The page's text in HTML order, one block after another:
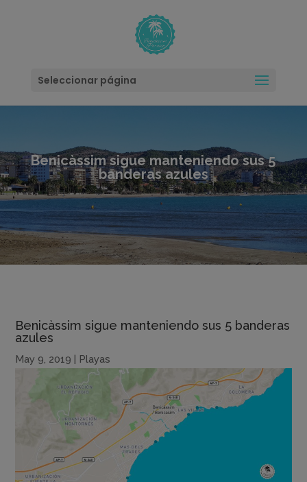
Seleccionar página
Benicàssim sigue manteniendo sus 5
banderas azules
Benicàssim sigue manteniendo sus 5 banderas
azules
May 9, 2019 | Playas